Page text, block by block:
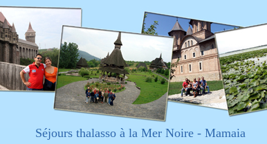
Séjours thalasso à la Mer Noire - Mamaia